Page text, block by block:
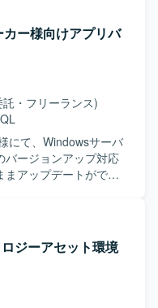
が多く、新しい技術も
す。 【ポジションの魅
境です。 【開発環境】
Webフレームワーク:
EngineからGKEに移
Pubsub, Cloud
: PostgreSQL API:
GitHub Actions モ
ー様向けアプリバ
託・フリーランス)
にて、Windowsサーバ
バージョンアップ対応
まアップデートができ
行 • アカウント、ロー
ポリシー、インダイレ
検証（開発／検証環境
構築） • 各種機能確
サーバ設定など） •
ジーアセット環境